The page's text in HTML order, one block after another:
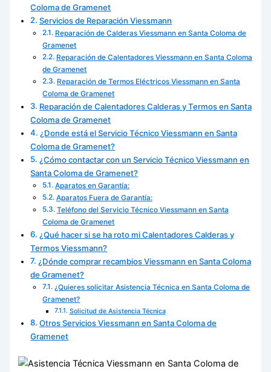
Coloma de Gramenet
Servicios de Reparación Viessmann
Reparación de Calderas Viessmann en Santa Coloma de
Gramenet
Reparación de Calentadores Viessmann en Santa Coloma
de Gramenet
Reparación de Termos Eléctricos Viessmann en Santa
Coloma de Gramenet
Reparación de Calentadores Calderas y Termos en Santa
Coloma de Gramenet
¿Donde está el Servicio Técnico Viessmann en Santa
Coloma de Gramenet?
¿Cómo contactar con un Servicio Técnico Viessmann en
Santa Coloma de Gramenet?
Aparatos en Garantía:
Aparatos Fuera de Garantía:
Teléfono del Servicio Técnico Viessmann en Santa
Coloma de Gramenet
¿Qué hacer si se ha roto mi Calentadores Calderas y
Termos Viessmann?
¿Dónde comprar recambios Viessmann en Santa Coloma
de Gramenet?
¿Quieres solicitar Asistencia Técnica en Santa Coloma de
Gramenet?
Solicitud de Asistencia Técnica
Otros Servicios Viessmann en Santa Coloma de
Gramenet